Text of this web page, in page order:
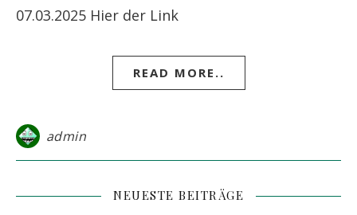
07.03.2025 Hier der Link
READ MORE..
admin
NEUESTE BEITRÄGE